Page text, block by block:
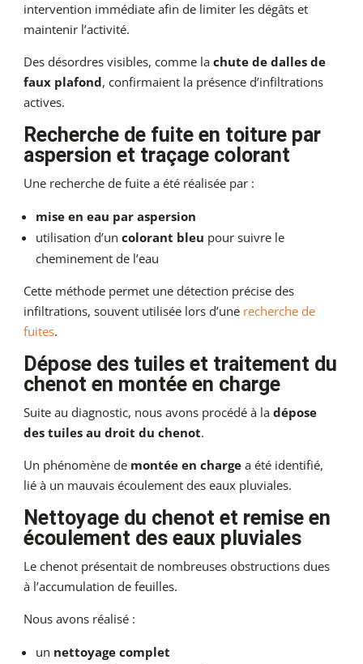
intervention immédiate afin de limiter les dégâts et
maintenir l’activité.
Des désordres visibles, comme lachute de dalles de
faux plafond, confirmaient la présence d’infiltrations
actives.
Recherche de fuite en toiture par
aspersion et traçage colorant
Une recherche de fuite a été réalisée par :
mise en eau par aspersion
utilisation d’uncolorant bleu pour suivre le
cheminement de l’eau
Cette méthode permet une détection précise des
infiltrations, souvent utilisée lors d’une recherche de
fuites.
Dépose des tuiles et traitement du
chenot en montée en charge
Suite au diagnostic, nous avons procédé à ladépose
des tuiles au droit du chenot.
Un phénomène de montée en charge a été identifié,
lié à un mauvais écoulement des eaux pluviales.
Nettoyage du chenot et remise en
écoulement des eaux pluviales
Le chenot présentait de nombreuses obstructions dues
à l’accumulation de feuilles.
Nous avons réalisé :
un nettoyage complet